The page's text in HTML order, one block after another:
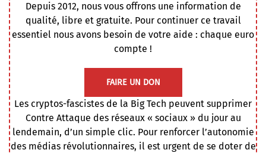
Depuis 2012, nous vous offrons une information de
qualité, libre et gratuite. Pour continuer ce travail
essentiel nous avons besoin de votre aide : chaque euro
compte !
FAIRE UN DON
Les cryptos-fascistes de la Big Tech peuvent supprimer
Contre Attaque des réseaux « sociaux » du jour au
lendemain, d’un simple clic. Pour renforcer l’autonomie
des médias révolutionnaires, il est urgent de se doter de